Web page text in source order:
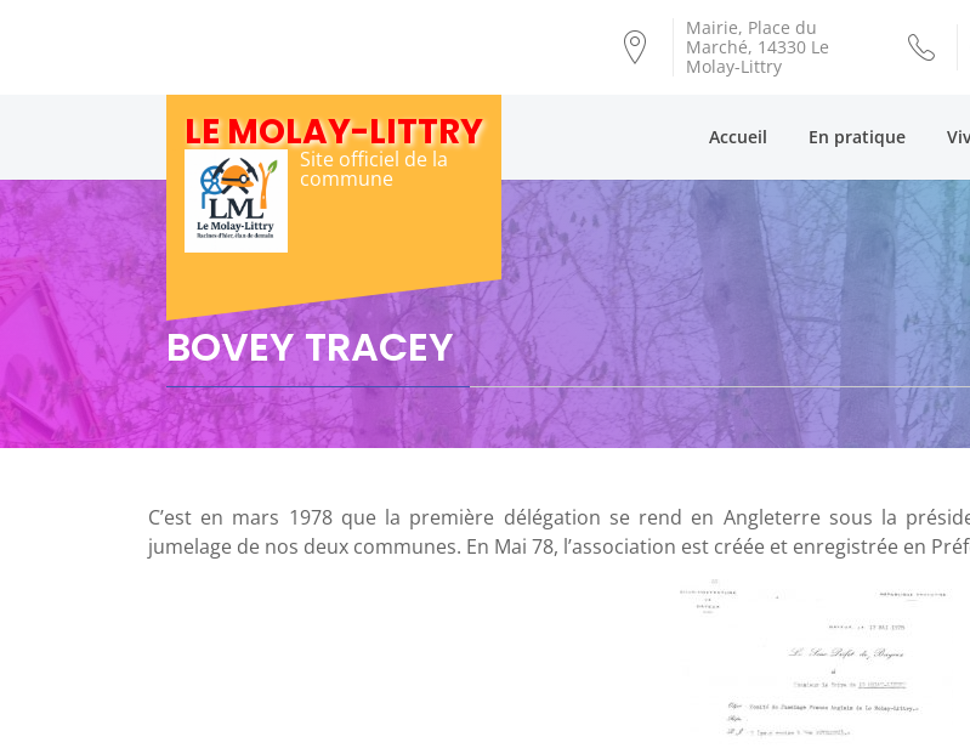
Mairie, Place du
Marché, 14330 Le
Molay-Littry
LE MOLAY-LITTRY
Site officiel de la
commune
Accueil En pratique
BOVEY TRACEY
C’est en mars 1978 que la première délégation se rend en Angleterre sous la
jumelage de nos deux communes. En Mai 78, l’association est créée et enregistrée en